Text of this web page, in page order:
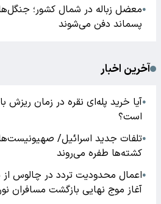
●معضل زباله در شمال کشور؛
پسماند دفن می‌شوند
آخرین اخبار
●آیا خرید پله‌ای نقره در زمان ریزش
است؟
●تلفات جدید اسرائیل/
کشته‌ها طفره می‌روند
●
آغاز موج نهایی بازگشت مسافران